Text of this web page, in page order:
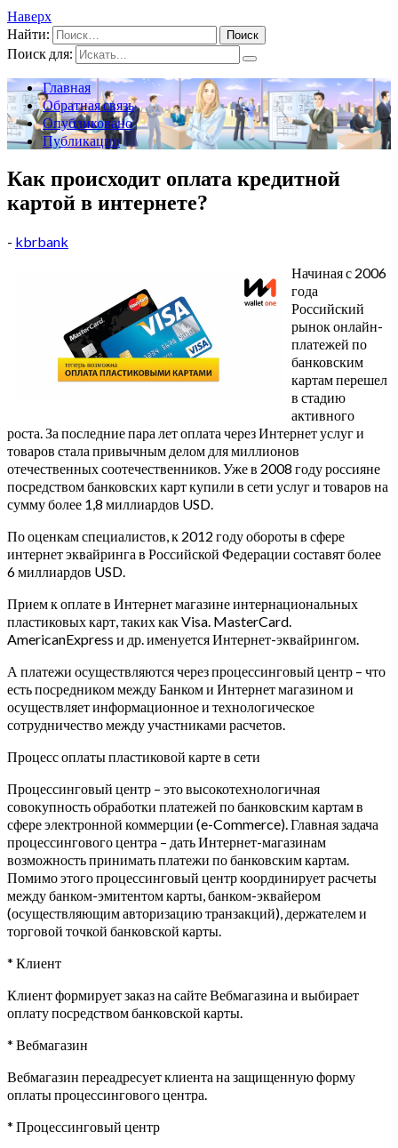
Наверх
Найти:
Поиск для:
Главная
Обратная связь
Опубликовано
Публикации
Как происходит оплата кредитной
картой в интернете?
- kbrbank
Начиная с 2006
года
Российский
рынок онлайн-
платежей по
банковским
картам перешел
в стадию
активного
роста. За последние пара лет оплата через Интернет услуг и
товаров стала привычным делом для миллионов
отечественных соотечественников. Уже в 2008 году россияне
посредством банковских карт купили в сети услуг и товаров на
сумму более 1,8 миллиардов USD.
По оценкам специалистов, к 2012 году обороты в сфере
интернет эквайринга в Российской Федерации составят более
6 миллиардов USD.
Прием к оплате в Интернет магазине интернациональных
пластиковых карт, таких как Visa. MasterCard.
AmericanExpress и др. именуется Интернет-эквайрингом.
А платежи осуществляются через процессинговый центр – что
есть посредником между Банком и Интернет магазином и
осуществляет информационное и технологическое
сотрудничество между участниками расчетов.
Процесс оплаты пластиковой карте в сети
Процессинговый центр – это высокотехнологичная
совокупность обработки платежей по банковским картам в
сфере электронной коммерции (e-Commerce). Главная задача
процессингового центра – дать Интернет-магазинам
возможность принимать платежи по банковским картам.
Помимо этого процессинговый центр координирует расчеты
между банком-эмитентом карты, банком-эквайером
(осуществляющим авторизацию транзакций), держателем и
торговой точкой банковской карты.
* Клиент
Клиент формирует заказ на сайте Вебмагазина и выбирает
оплату посредством банковской карты.
* Вебмагазин
Вебмагазин переадресует клиента на защищенную форму
оплаты процессингового центра.
* Процессинговый центр